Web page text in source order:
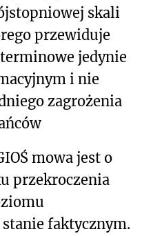
skali
przewiduje
jedynie
i nie
zagrożenia
mowa jest o
przekroczenia
faktycznym.